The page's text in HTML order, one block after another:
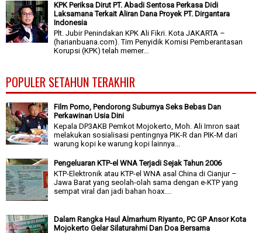
KPK Periksa Dirut PT. Abadi Sentosa Perkasa Didi
Laksamana Terkait Aliran Dana Proyek PT. Dirgantara
Indonesia
Plt. Jubir Penindakan KPK Ali Fikri. Kota JAKARTA –
(harianbuana.com). Tim Penyidik Komisi Pemberantasan
Korupsi (KPK) telah memer...
POPULER SETAHUN TERAKHIR
Film Porno, Pendorong Suburnya Seks Bebas Dan
Perkawinan Usia Dini
Kepala DP3AKB Pemkot Mojokerto, Moh. Ali Imron saat
melakukan sosialisasi pentingnya PIK-R dan PIK-M dari
warung kopi ke warung kopi lainnya...
Pengeluaran KTP-el WNA Terjadi Sejak Tahun 2006
KTP-Elektronik atau KTP-el WNA asal China di Cianjur –
Jawa Barat yang seolah-olah sama dengan e-KTP yang
sempat viral dan jadi bahan hoax....
Dalam Rangka Haul Almarhum Riyanto, PC GP Ansor Kota
Mojokerto Gelar Silaturahmi Dan Doa Bersama